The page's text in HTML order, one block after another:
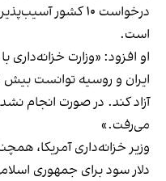
درخواست ۱۰ کشور
است.
او افزود: «وزارت
آزاد کند. در صورت انجام
می‌رفت.»
دلار سود برای جمهوری